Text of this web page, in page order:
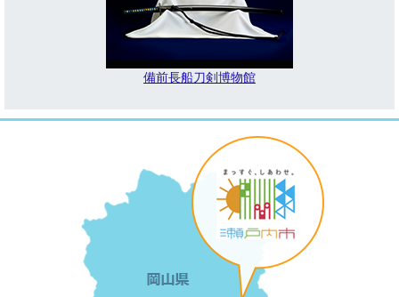
備前長船刀剣博物館